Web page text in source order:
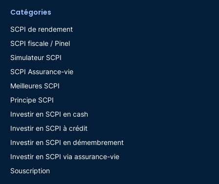
Catégories
SCPI de rendement
SCPI fiscale / Pinel
Simulateur SCPI
SCPI Assurance-vie
Meilleures SCPI
Principe SCPI
Investir en SCPI en cash
Investir en SCPI à crédit
Investir en SCPI en démembrement
Investir en SCPI via assurance-vie
Souscription